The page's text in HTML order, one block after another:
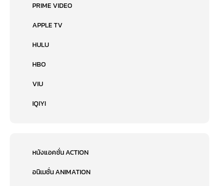
PRIME VIDEO
APPLE TV
HULU
HBO
VIU
IQIYI
หนังแอคชั่น ACTION
อนิเมชั่น ANIMATION